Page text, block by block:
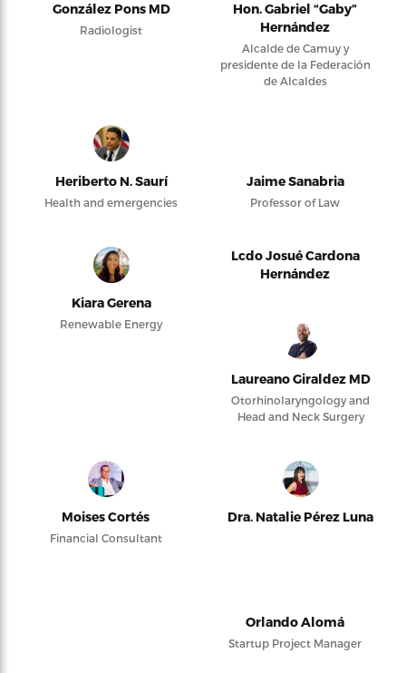
González Pons MD
Radiologist
Hon. Gabriel “Gaby”
Hernández
Alcalde de Camuy y
presidente de la Federación
de Alcaldes
Heriberto N. Saurí
Health and emergencies
Jaime Sanabria
Professor of Law
Kiara Gerena
Renewable Energy
Lcdo Josué Cardona
Hernández
Laureano Giraldez MD
Otorhinolaryngology and
Head and Neck Surgery
Moises Cortés
Financial Consultant
Dra. Natalie Pérez Luna
Orlando Alomá
Startup Project Manager